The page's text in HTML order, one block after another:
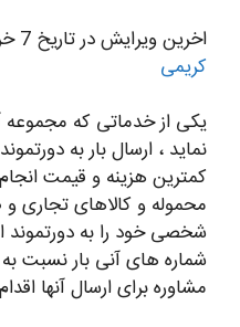
اخرین ویرایش در تاریخ 7 خرداد, 1405 توسط
کریمی
یکی از خدماتی که مجموعه
نماید ، ارسال بار به
کمترین هزینه و قیمت
محموله و کالاهای
شخصی خود را به دورتموند
شماره های آنی بار نسبت
مشاوره برای ارسال آنها